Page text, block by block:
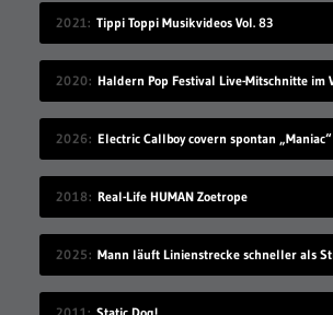
2021 Tippi Toppi Musikvideos Vol. 83
2020
2026 Electric Callboy covern spontan „Maniac“
2018 Real-Life HUMAN Zoetrope
2025